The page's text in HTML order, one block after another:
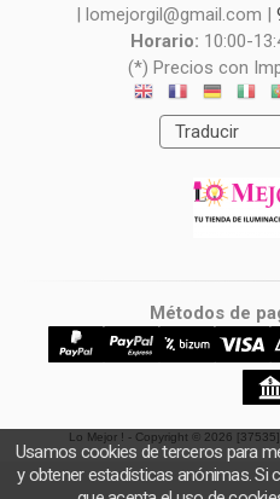
| lomejorgil@gmail.com |
Horario: 10:00-
(*) Precios con
Métodos de
Lo Mejor ! - Copyright © 2026
Usamos cookies de terceros para
y obtener estadísticas anónimas. Si